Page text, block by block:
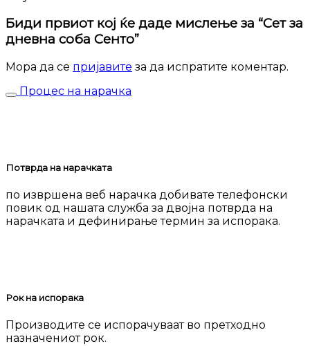
Биди првиот кој ќе даде мислење за “Сет за
дневна соба Сенто”
Мора да се пријавите за да испратите коментар.
Процес на нарачка
Потврда на нарачката
по извршена веб нарачка добивате телефонски
повик од нашата служба за двојна потврда на
нарачката и дефинирање термин за испорака.
Рок на испорака
Производите се испорачуваат во претходно
назначениот рок.